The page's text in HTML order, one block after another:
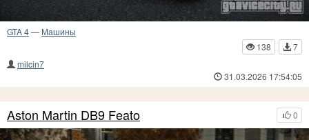
GTA 4— Машины
138
7
milcin7
31.03.2026 17:54:05
0
Aston Martin DB9 Feato